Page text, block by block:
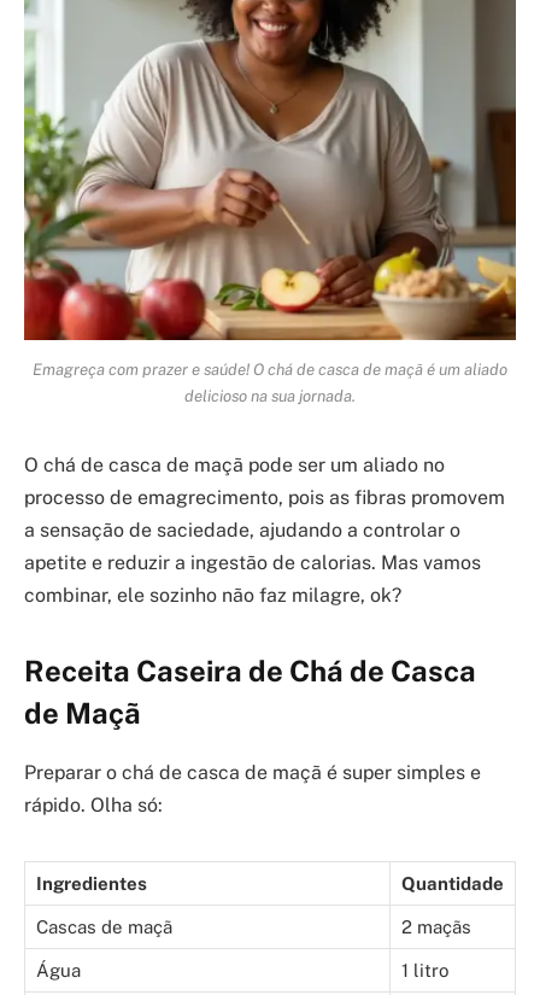
Emagreça com prazer e saúde! O chá de casca de maçã é um aliado
delicioso na sua jornada.
O chá de casca de maçã pode ser um aliado no
processo de emagrecimento, pois as fibras promovem
a sensação de saciedade, ajudando a controlar o
apetite e reduzir a ingestão de calorias. Mas vamos
combinar, ele sozinho não faz milagre, ok?
Receita Caseira de Chá de Casca
de Maçã
Preparar o chá de casca de maçã é super simples e
rápido. Olha só:
Ingredientes Quantidade
Cascas de maçã 2 maçãs
Água 1 litro